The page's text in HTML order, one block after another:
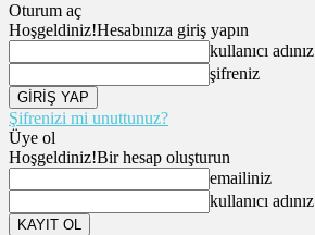
Oturum aç
Hoşgeldiniz!Hesabınıza giriş yapın
kullanıcı adınız
şifreniz
Şifrenizi mi unuttunuz?
Üye ol
Hoşgeldiniz!Bir hesap oluşturun
emailiniz
kullanıcı adınız